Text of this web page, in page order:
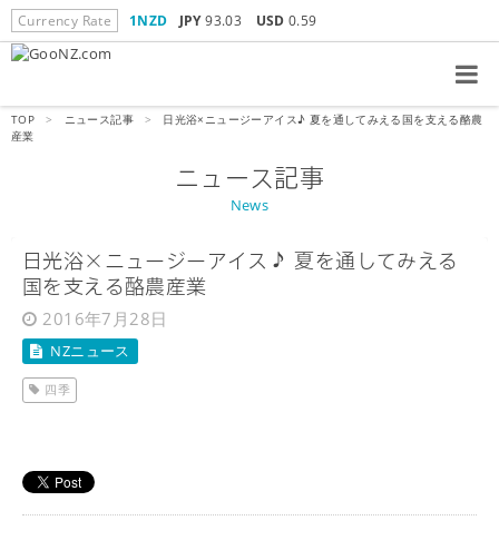
Currency Rate 1NZD JPY93.03 USD 0.59
TOP > ニュース記事 >
日光浴×ニュージーアイス♪ 夏を通してみえる国を支える酪農
産業
ニュース記事
News
日光浴×ニュージーアイス♪ 夏を通してみえる
国を支える酪農産業
2016年7月28日
NZニュース
四季